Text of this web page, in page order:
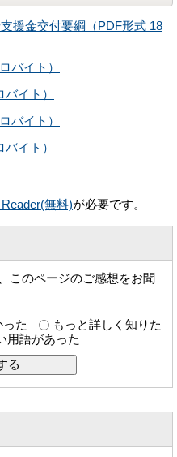
援金交付要綱（PDF形式 18
バイト）
イト）
バイト）
イト）
無料)が必要です。
このページのご感想をお聞
た
もっと詳しく知りた
用語があった